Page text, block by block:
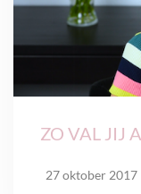
ZO VAL JIJ
27 oktober 2017